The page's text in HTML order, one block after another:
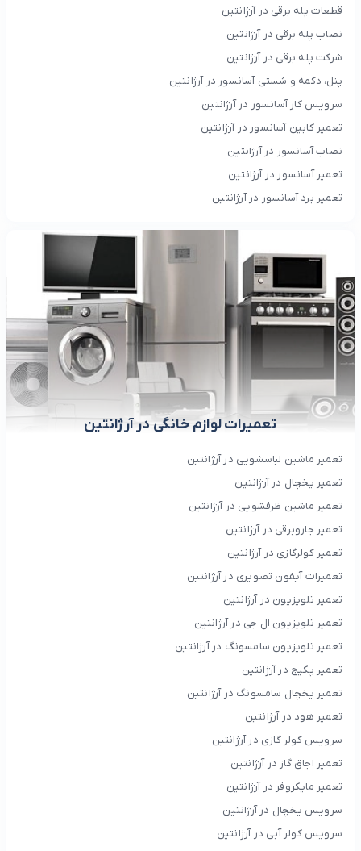
قطعات پله برقی در آرژانتین
نصاب پله برقی در آرژانتین
شرکت پله برقی در آرژانتین
پنل، دکمه و شستی آسانسور در آرژانتین
سرویس کار آسانسور در آرژانتین
تعمیر کابین آسانسور در آرژانتین
نصاب آسانسور در آرژانتین
تعمیر آسانسور در آرژانتین
تعمیر برد آسانسور در آرژانتین
تعمیرات لوازم خانگی در آرژانتین
تعمیر ماشین لباسشویی در آرژانتین
تعمیر یخچال در آرژانتین
تعمیر ماشین ظرفشویی در آرژانتین
تعمیر جاروبرقی در آرژانتین
تعمیر کولرگازی در آرژانتین
تعمیرات آیفون تصویری در آرژانتین
تعمیر تلویزیون در آرژانتین
تعمیر تلویزیون ال جی در آرژانتین
تعمیر تلویزیون سامسونگ در آرژانتین
تعمیر پکیج در آرژانتین
تعمیر یخچال سامسونگ در آرژانتین
تعمیر هود در آرژانتین
سرویس کولر گازی در آرژانتین
تعمیر اجاق گاز در آرژانتین
تعمیر مایکروفر در آرژانتین
سرویس یخچال در آرژانتین
سرویس کولر آبی در آرژانتین